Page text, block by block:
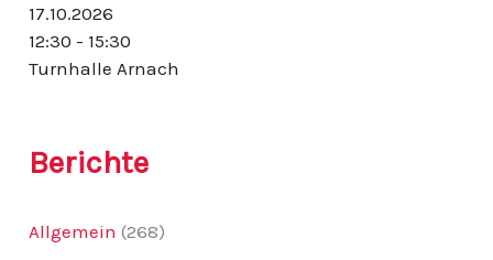
c
h
17.10.2026
12:30 - 15:30
Turnhalle Arnach
Berichte
Allgemein (268)